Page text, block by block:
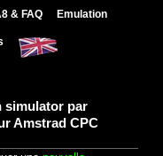
& FAQ Emulation
simulator par
Amstrad CPC